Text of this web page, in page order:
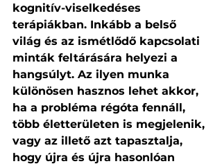
kognitív-viselkedéses
terápiákban. Inkább a belső
világ és az ismétlődő kapcsolati
minták feltárására helyezi a
hangsúlyt. Az ilyen munka
különösen hasznos lehet akkor,
ha a probléma régóta fennáll,
több életterületen is megjelenik,
vagy az illető azt tapasztalja,
hogy újra és újra hasonlóan